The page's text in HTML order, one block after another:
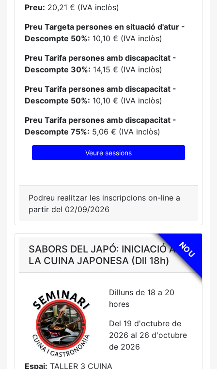
Preu: 20,21 € (IVA inclòs)
Preu Targeta persones en situació d'atur -
Descompte 50%: 10,10 € (IVA inclòs)
Preu Tarifa persones amb discapacitat -
Descompte 30%: 14,15 € (IVA inclòs)
Preu Tarifa persones amb discapacitat -
Descompte 50%: 10,10 € (IVA inclòs)
Preu Tarifa persones amb discapacitat -
Descompte 75%: 5,06 € (IVA inclòs)
Veure sessions
Podreu realitzar les inscripcions on-line a
partir del 02/09/2026
NOU
SABORS DEL JAPÓ: INICIACIÓ A
LA CUINA JAPONESA (Dll 18h)
Dilluns de 18 a 20
hores
Del 19 d'octubre de
2026 al 26 d'octubre
de 2026
Espai: TALLER 3 CUINA